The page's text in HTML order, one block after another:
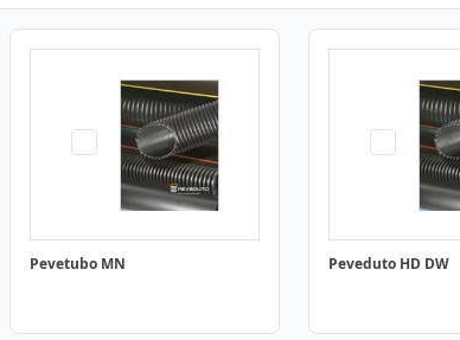
Pevetubo MN Peveduto HD DW